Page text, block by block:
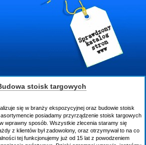
stoisk targowych
się w branży ekspozycyjnej oraz budowie stoisk
posiadamy przyrządzenie stoisk targowych
wprawny sposób. Wszystkie zlecenia staramy się
z klientów był zadowolony, oraz otrzymywał to na co
tej funkcjonujemy już od 15 lat z powodzeniem